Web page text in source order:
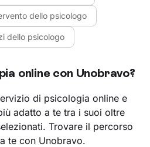
dello psicologo
dello psicologo
online con Unobravo?
di psicologia online e
adatto a te tra i suoi oltre
Trovare il percorso
te con Unobravo.